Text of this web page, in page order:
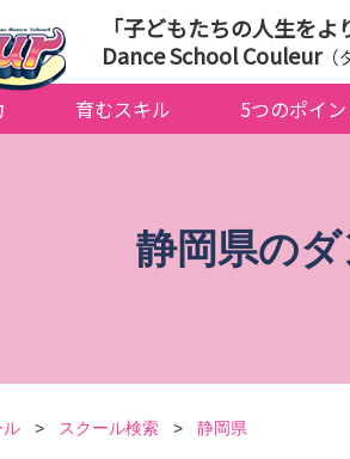
「子どもたちの人生をよ
Dance School Couleur（
育むスキル 5つのポイン
静岡県の
ル > スクール検索 > 静岡県